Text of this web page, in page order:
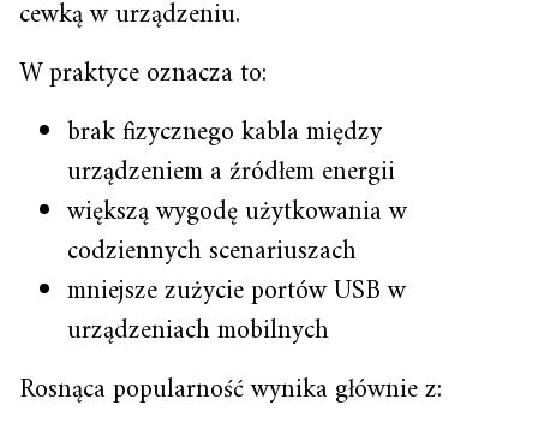
cewką w urządzeniu.
W praktyce oznacza to:
brak fizycznego kabla między
urządzeniem a źródłem energii
większą wygodę użytkowania w
codziennych scenariuszach
mniejsze zużycie portów USB w
urządzeniach mobilnych
Rosnąca popularność wynika głównie z: